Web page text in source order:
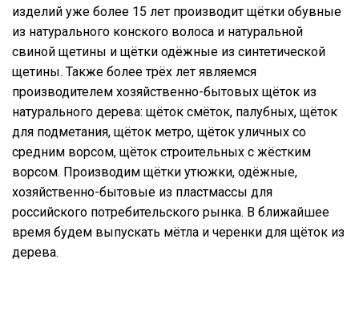
изделий уже более 15 лет производит щётки обувные
из натурального конского волоса и натуральной
свиной щетины и щётки одёжные из синтетической
щетины. Также более трёх лет являемся
производителем хозяйственно-бытовых щёток из
натурального дерева: щёток смёток, палубных, щёток
для подметания, щёток метро, щёток уличных со
средним ворсом, щёток строительных с жёстким
ворсом. Производим щётки утюжки, одёжные,
хозяйственно-бытовые из пластмассы для
российского потребительского рынка. В ближайшее
время будем выпускать мётла и черенки для щёток из
дерева.